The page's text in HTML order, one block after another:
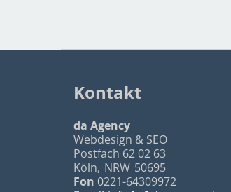
Kontakt
da Agency
Webdesign & SEO
Postfach 62 02 63
Köln, NRW 50695
Fon 0221-64309972